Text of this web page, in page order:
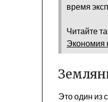
время
Читайте
Экономия
Это один из